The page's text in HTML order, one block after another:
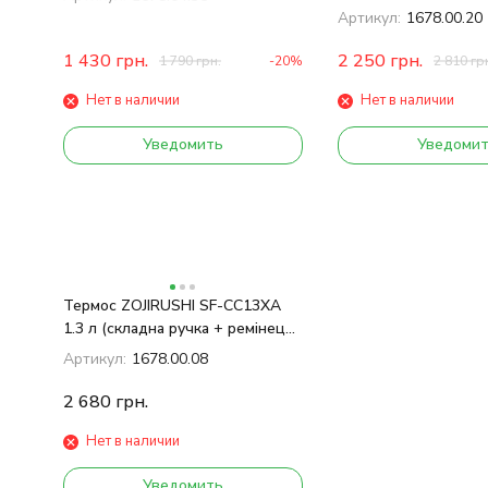
1 430 грн. 1 790грн. -20%
Нет в наличии
Уведомить
сталевий
Артикул: 1678.00.20
2 250 грн. 2 810
Нет в наличии
Термос ZOJIRUSHI SF-CС13ХA
1.3 л (складна ручка + ремінець)
ц: сталевий
Артикул: 1678.00.08
2 680 грн.
Нет в наличии